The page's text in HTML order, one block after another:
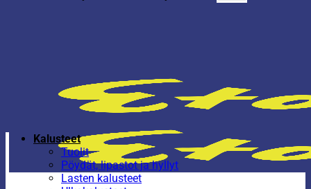
Kalusteet
Tuolit
Pöydät, lipastot ja hyllyt
Lasten kalusteet